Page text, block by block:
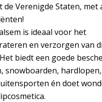
Verenigde Staten, met
is ideaal voor het
en verzorgen van
biedt een goede
snowboarden,
én doet